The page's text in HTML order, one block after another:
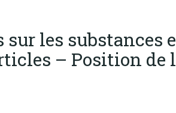
sur les
– Position de